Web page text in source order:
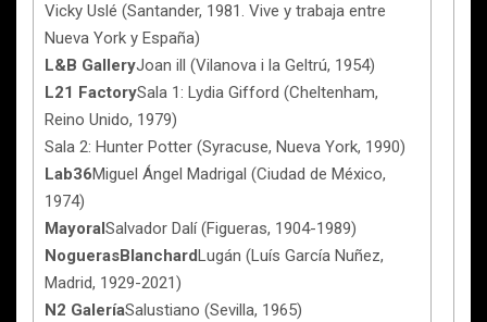
Vicky Uslé (Santander, 1981. Vive y trabaja entre
Nueva York y España)
L&B GalleryJoan ill (Vilanova i la Geltrú, 1954)
L21 FactorySala 1: Lydia Gifford (Cheltenham,
Reino Unido, 1979)
Sala 2: Hunter Potter (Syracuse, Nueva York, 1990)
Lab36Miguel Ángel Madrigal (Ciudad de México,
1974)
MayoralSalvador Dalí (Figueras, 1904-1989)
NoguerasBlanchardLugán (Luís García Nuñez,
Madrid, 1929-2021)
N2 GaleríaSalustiano (Sevilla, 1965)